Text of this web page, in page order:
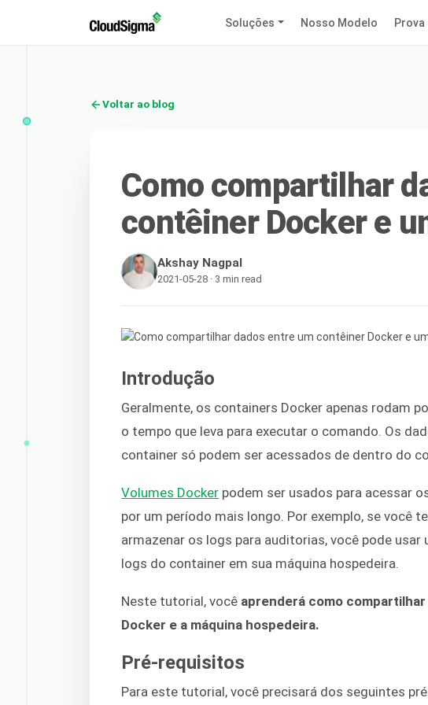
Soluções Nosso Modelo Prova
Voltar ao blog
Como compartilhar
contêiner Docker e
Akshay Nagpal
2021-05-28 · 3 min read
Introdução
Geralmente, os containers Docker apenas rodam
o tempo que leva para executar o comando. Os
container só podem ser acessados de dentro do
Volumes Docker podem ser usados para acessar
por um período mais longo. Por exemplo, se você
armazenar os logs para auditorias, você pode usar
logs do container em sua máquina hospedeira.
Neste tutorial, você aprenderá como
Docker e a máquina hospedeira.
Pré-requisitos
Para este tutorial, você precisará dos seguintes